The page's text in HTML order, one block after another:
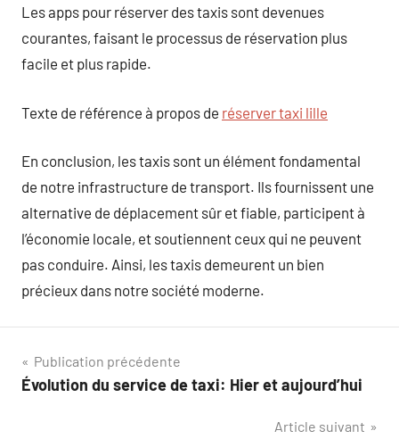
Les apps pour réserver des taxis sont devenues
courantes, faisant le processus de réservation plus
facile et plus rapide.
Texte de référence à propos de réserver taxi lille
En conclusion, les taxis sont un élément fondamental
de notre infrastructure de transport. Ils fournissent une
alternative de déplacement sûr et fiable, participent à
l’économie locale, et soutiennent ceux qui ne peuvent
pas conduire. Ainsi, les taxis demeurent un bien
précieux dans notre société moderne.
Navigation
de
Publication précédente
Évolution du service de taxi: Hier et aujourd’hui
Article suivant